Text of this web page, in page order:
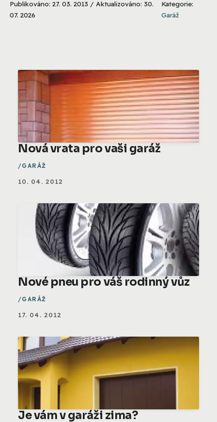
Publikováno: 27. 03. 2013 / Aktualizováno: 30.
07. 2026
Kategorie:
Garáž
Nová vrata pro vaši garáž
GARÁŽ
10. 04. 2012
Nové pneu pro váš rodinný vůz
GARÁŽ
17. 04. 2012
Je vám v garáži zima?